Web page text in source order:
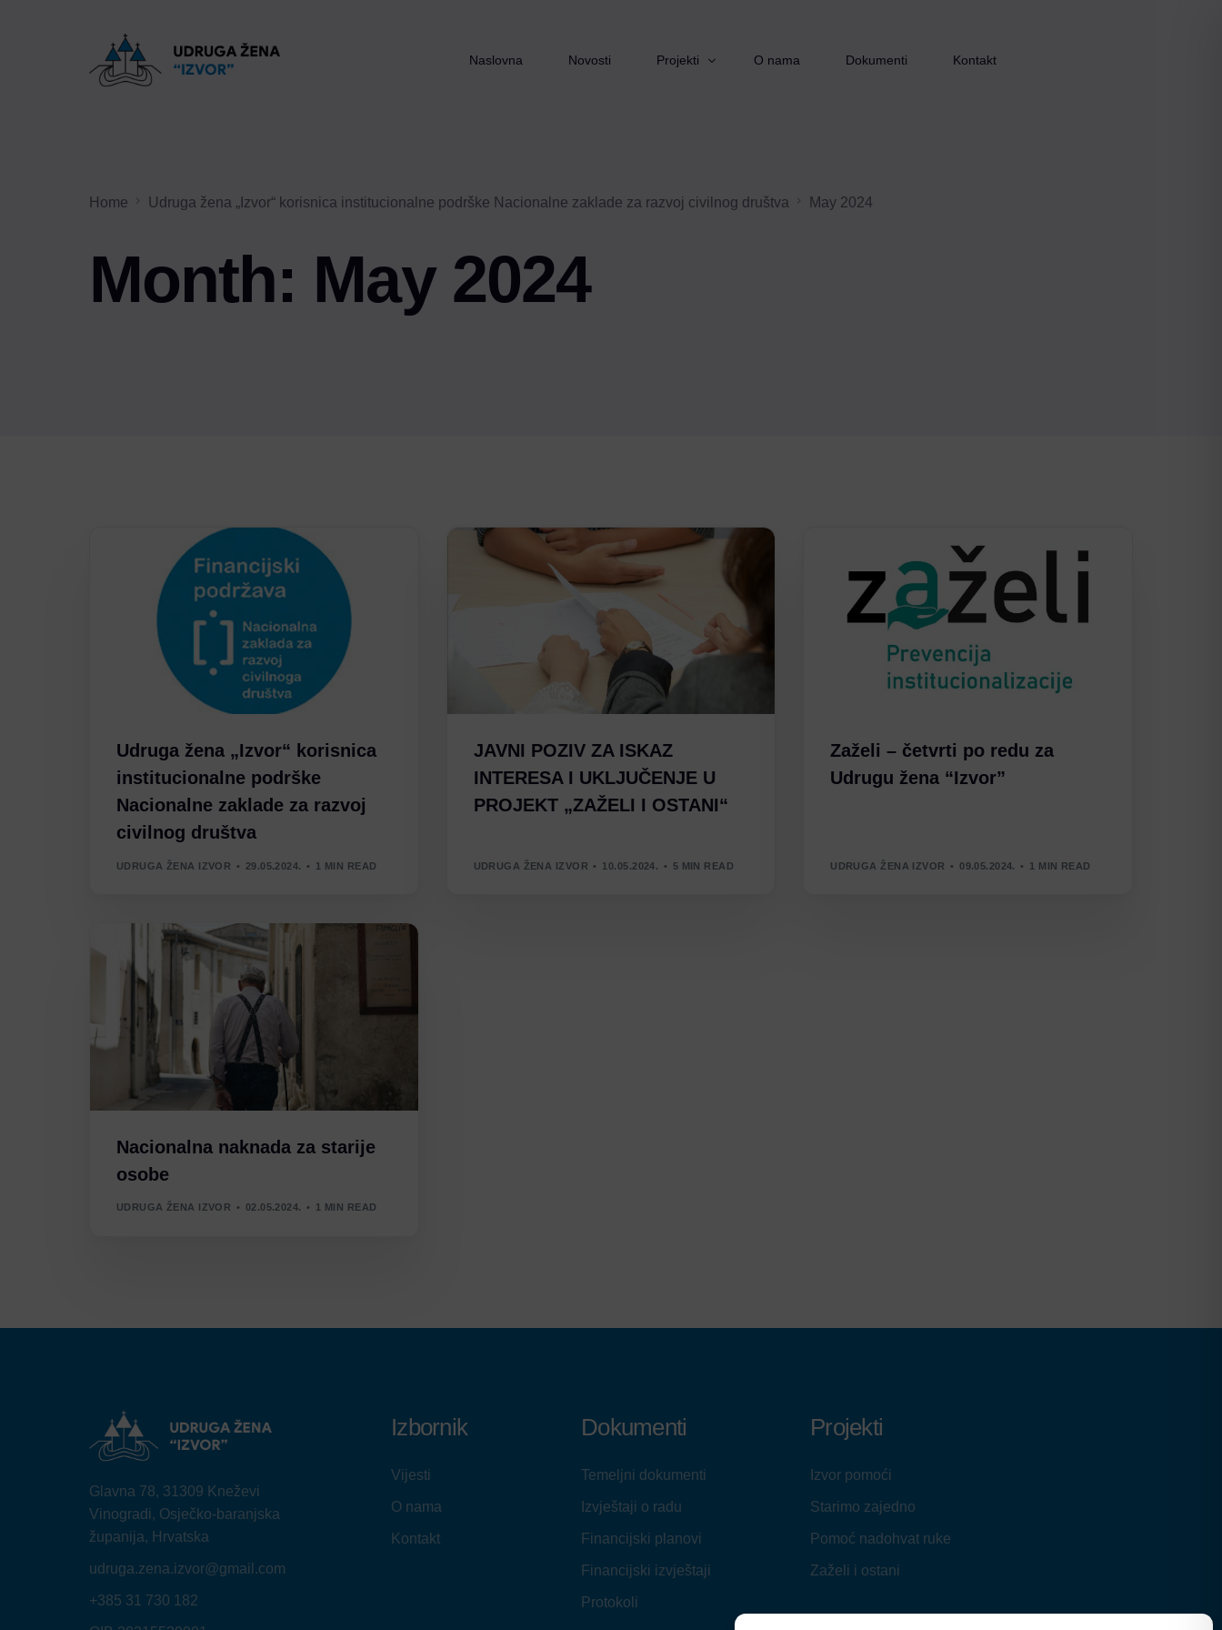
Naslovna Novosti Projekti
Izvor pomoći
O nama Dokumenti Kontakt
Home Udruga žena „Izvor“ korisnica institucionalne podrške Nacionalne zaklade za razvoj civilnog društva May 2024
Month: May 2024
Udruga žena „Izvor“ korisnica
institucionalne podrške
Nacionalne zaklade za razvoj
civilnog društva
UDRUGA ŽENA IZVOR 29.05.2024. 1 MIN READ
JAVNI POZIV ZA ISKAZ
INTERESA I UKLJUČENJE U
PROJEKT „ZAŽELI I OSTANI“
UDRUGA ŽENA IZVOR 10.05.2024. 5 MIN READ
Zaželi – četvrti po redu za
Udrugu žena “Izvor”
UDRUGA ŽENA IZVOR 09.05.2024. 1 MIN READ
Nacionalna naknada za starije
osobe
UDRUGA ŽENA IZVOR 02.05.2024. 1 MIN READ
Glavna 78, 31309 Kneževi
Vinogradi, Osječko-baranjska
županija, Hrvatska
udruga.zena.izvor@gmail.com
+385 31 730 182
Izbornik
Vijesti
O nama
Kontakt
Dokumenti
Temeljni dokumenti
Izvještaji o radu
Financijski planovi
Financijski izvještaji
Protokoli
Projekti
Izvor pomoći
Starimo zajedno
Pomoć nadohvat ruke
Zaželi i ostani